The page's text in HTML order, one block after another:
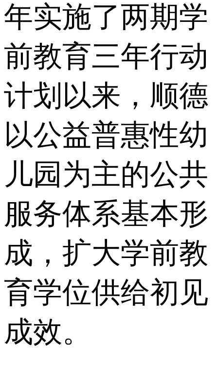
年实施了两期学
前教育三年行动
计划以来，顺德
以公益普惠性幼
儿园为主的公共
服务体系基本形
成，扩大学前教
育学位供给初见
成效。